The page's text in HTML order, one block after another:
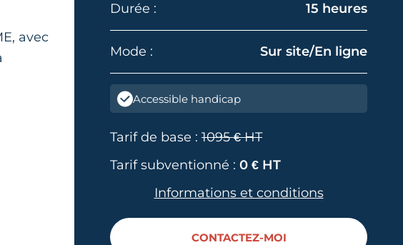
Durée : 15 heures
Mode : Sur site/En ligne
Accessible handicap
Tarif de base : 1095 € HT
Tarif subventionné : 0 € HT
Informations et conditions
CONTACTEZ-MOI
avec